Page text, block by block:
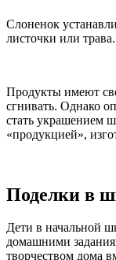
Слоненок
листочки или трава.
Продукты имеют
сгнивать. Однако
стать украшением
«продукцией»,
Поделки в
Дети в начальной
домашними
творчеством дома